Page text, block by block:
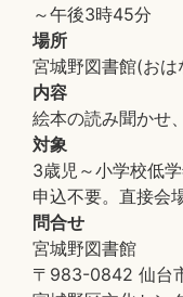
～午後3時45分
場所
宮城野図書館(おは
内容
絵本の読み聞かせ
対象
3歳児～小学校低
申込不要。直接会
問合せ
宮城野図書館
〒983-0842 仙台